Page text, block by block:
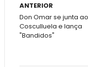
ANTERIOR
Don Omar se junta ao
Cosculluela e lança
"Bandidos"